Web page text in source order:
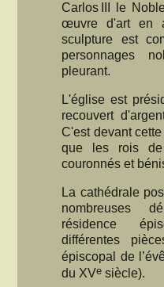
Carlos III le
œuvre d'art en
sculpture est
personnages
pleurant.
L'église est
recouvert
C'est devant
que les rois de
couronnés et
La cathédrale
nombreuses
résidence
différentes
épiscopal de
du XVe siècle).